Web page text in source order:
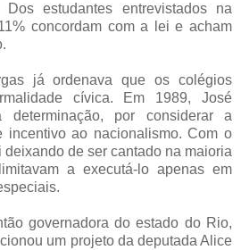
estudantes entrevistados na
concordam com a lei e acham
já ordenava que os colégios
cívica. Em 1989, José
por considerar a
incentivo ao nacionalismo. Com o
deixando de ser cantado na maioria
a executá-lo apenas em
governadora do estado do Rio,
um projeto da deputada Alice